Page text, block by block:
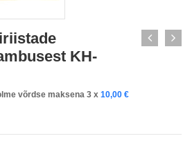
KH-
võrdse maksena 3 x 10,00 €